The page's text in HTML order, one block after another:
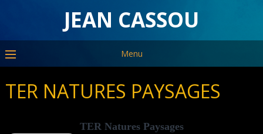
JEAN CASSOU
Menu
TER NATURES PAYSAGES
TER Natures Paysages